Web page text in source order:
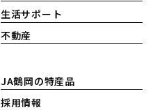
生活サポート
不動産
JA鶴岡の特産品
採用情報